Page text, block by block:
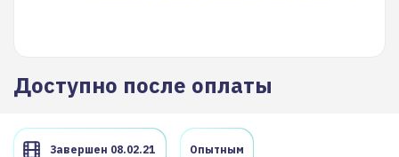
Доступно после оплаты
Завершен 08.02.21 Опытным